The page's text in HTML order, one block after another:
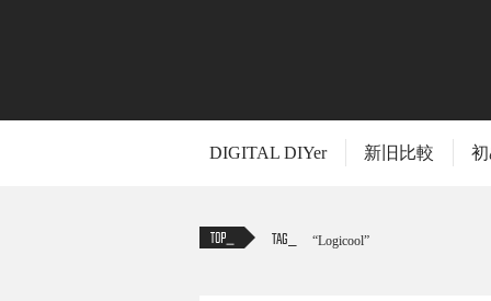
DIGITAL DIYer 新旧比較
TAG Logicool